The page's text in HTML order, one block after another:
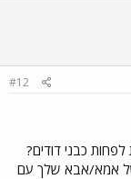
#12
כבני דודים?
אמא/אבא שלך עם